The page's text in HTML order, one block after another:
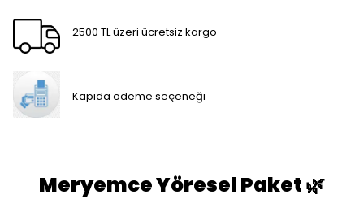
2500 TL üzeri ücretsiz kargo
Kapıda ödeme seçeneği
Meryemce Yöresel Paket 🌿